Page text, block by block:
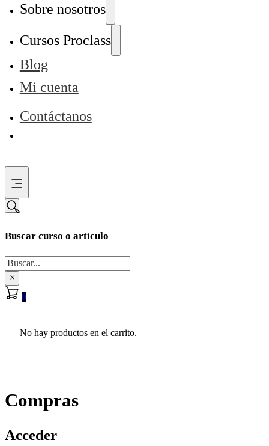
Sobre nosotros
Cursos Proclass
Blog
Mi cuenta
Contáctanos
Buscar curso o artículo
Buscar
×
0
No hay productos en el carrito.
Compras
Acceder